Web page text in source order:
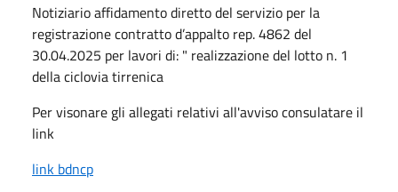
Notiziario affidamento diretto del servizio per la
registrazione contratto d’appalto rep. 4862 del
30.04.2025 per lavori di: " realizzazione del lotto n. 1
della ciclovia tirrenica
Per visonare gli allegati relativi all'avviso consulatare il
link
link bdncp